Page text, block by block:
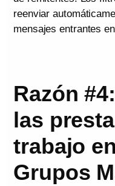
reenviar
mensajes entrantes
Razón
las
trabajo
Grupos